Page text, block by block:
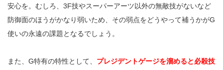
安心を。むしろ、3F技やスーパーアーツ以外の無敵技がないなど
防御面のほうがかなり弱いため、その弱点をどうやって補うかがG
使いの永遠の課題となるでしょう。
また、G特有の特性として、 プレジデントゲージを溜めると必殺技